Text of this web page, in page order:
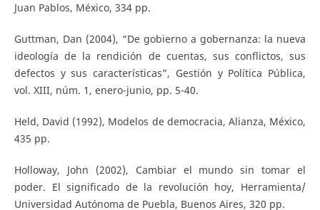
Juan Pablos, México, 334 pp.
Guttman, Dan (2004), “De gobierno a gobernanza: la nueva
ideología de la rendición de cuentas, sus conflictos, sus
defectos y sus características”, Gestión y Política Pública,
vol. XIII, núm. 1, enero-junio, pp. 5-40.
Held, David (1992), Modelos de democracia, Alianza, México,
435 pp.
Holloway, John (2002), Cambiar el mundo sin tomar el
poder. El significado de la revolución hoy, Herramienta/
Universidad Autónoma de Puebla, Buenos Aires, 320 pp.